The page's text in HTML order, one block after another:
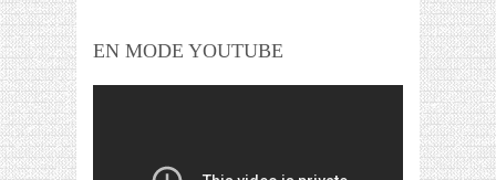
EN MODE YOUTUBE